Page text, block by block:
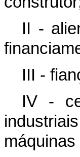
II -
III -
IV -